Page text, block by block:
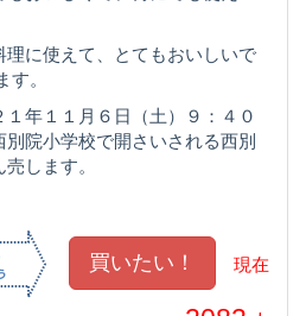
に使えて、とてもおいしいで
。
年１１月６日（土）９：４０
院小学校で開さいされる西別
します。
現在